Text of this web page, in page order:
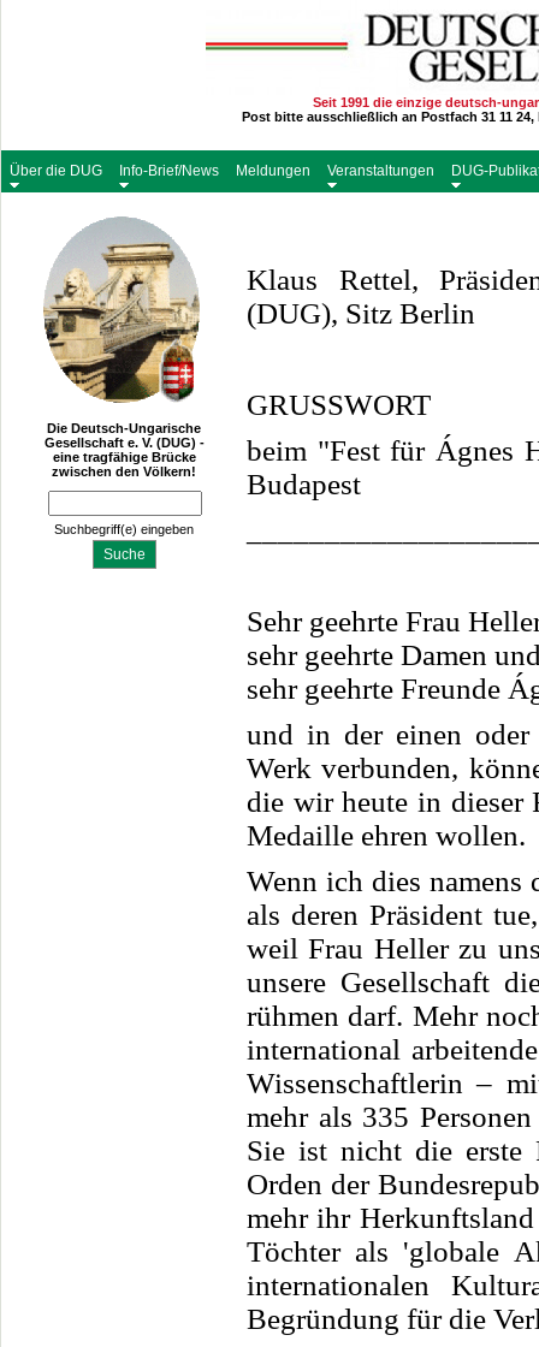
Seit 1991 die einzige deutsch-
Post bitte ausschließlich an Postfach 31 11 24,
Über die DUG Info-Brief/News Meldungen Veranstaltungen DUG-
Die Deutsch-Ungarische
Gesellschaft e. V. (DUG) -
eine tragfähige Brücke
zwischen den Völkern!
Suchbegriff(e) eingeben
Klaus Rettel,
(DUG), Sitz Berlin
GRUSSWORT
beim "Fest für Ágnes
Budapest
Sehr geehrte Frau
sehr geehrte Damen
sehr geehrte Freunde
und in der einen oder
Werk verbunden,
die wir heute in dieser
Medaille ehren wollen.
Wenn ich dies namens
als deren Präsident
weil Frau Heller zu
unsere Gesellschaft
rühmen darf. Mehr
international
Wissenschaftlerin –
mehr als 335
Sie ist nicht die erste
Orden der
mehr ihr
Töchter als 'globale
internationalen
Begründung für die